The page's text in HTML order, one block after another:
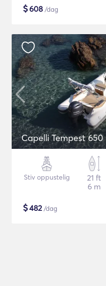
$608 /dag
Capelli Tempest 650
Stiv oppustelig
21 ft
6 m
$482/dag